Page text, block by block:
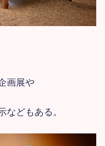
画展や
などもある。